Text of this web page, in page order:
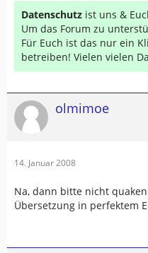
Datenschutz ist uns &
Um das Forum zu
Für Euch ist das nur ein
betreiben! Vielen vielen
olmimoe
14. Januar 2008
Na, dann bitte nicht
Übersetzung in perfektem